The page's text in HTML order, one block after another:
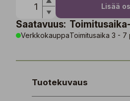
Lisää
Saatavuus:
VerkkokauppaToimitusaika 3 - 7
Tuotekuvaus